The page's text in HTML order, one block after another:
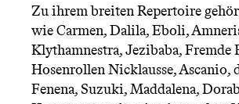
Zu ihrem breiten Repertoire
wie Carmen, Dalila, Eboli,
Klythamnestra, Jezibaba, Fremde
Hosenrollen Nicklausse,
Fenena, Suzuki, Maddalena,